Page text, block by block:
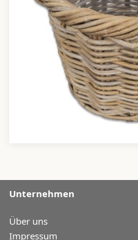
Unternehmen
Über uns
Impressum